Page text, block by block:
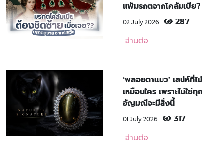
แพ้มรกตจากโคลัมเบีย?
02 July 2026 287
อ่านต่อ
‘พลอยตาแมว’ เสน่ห์ที่ไม่
เหมือนใคร เพราะไม่ใช่ทุก
อัญมณีจะมีสิ่งนี้
01 July 2026 317
อ่านต่อ